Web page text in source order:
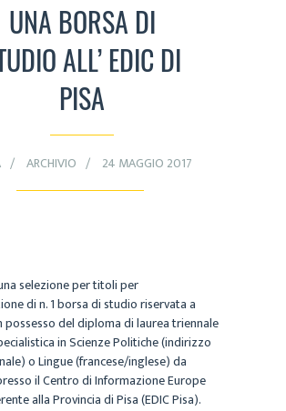
UNA BORSA DI
ALL’ EDIC DI
PISA
ARCHIVIO 24 MAGGIO 2017
selezione per titoli per
di n. 1 borsa di studio riservata a
del diploma di laurea triennale
in Scienze Politiche (indirizzo
o Lingue (francese/inglese) da
il Centro di Informazione Europe
alla Provincia di Pisa (EDIC Pisa).